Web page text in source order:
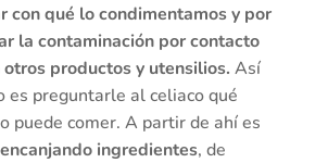
con qué lo condimentamos y por
la contaminación por contacto
otros productos y utensilios. Así
es preguntarle al celiaco qué
puede comer. A partir de ahí es
encanjando ingredientes, de